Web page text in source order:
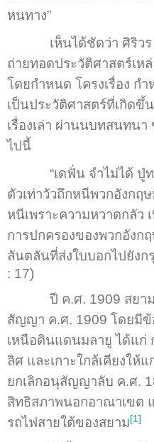
หนทาง”
เห็นได้ชัดว่า ศิริวร
ถ่ายทอดประวัติศาสตร์เห
โดยกำหนด โครงเรื่อง ก
เป็นประวัติศาสตร์ที่เกิด
เรื่องเล่า ผ่านนบทสนทน
ไปนี้
“เดฟั่น จำไม่ได้ ปู่ทว
ตัวเท่าวัวถึกหนีพวกอังกฤ
หนีเพราะความหวาดกลัว
การปกครองของพวกอังก
ลันตลันที่ส่งใบบอกไปยังก
: 17)
ปี ค.ศ. 1909 สยามแ
สัญญา ค.ศ. 1909 โดยมีข้
เหนือดินแดนมลายู ได้แก่
ลิศ และเกาะใกล้เคียงให้
ยกเลิกอนุสัญญาลับ ค.ศ.
สิทธิสภาพนอกอาณาเขต
รถไฟสายใต้ของสยาม[1]